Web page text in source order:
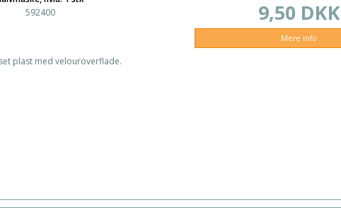
592400
plast med velouroverflade.
9,50 DKK
Mere info